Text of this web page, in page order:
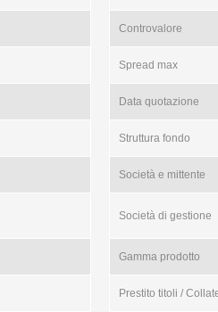
Controvalore
Spread max
Data quotazione
Struttura fondo
Società e mittente
Società di gestione
Gamma prodotto
Prestito titoli /